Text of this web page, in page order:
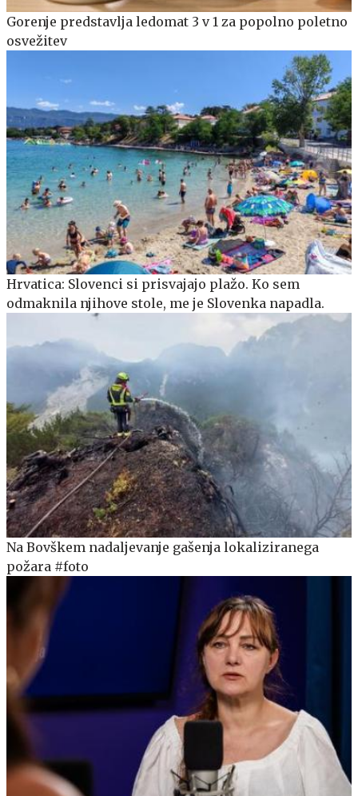
Gorenje predstavlja ledomat 3 v 1 za popolno poletno
osvežitev
Hrvatica: Slovenci si prisvajajo plažo. Ko sem
odmaknila njihove stole, me je Slovenka napadla.
Na Bovškem nadaljevanje gašenja lokaliziranega
požara #foto